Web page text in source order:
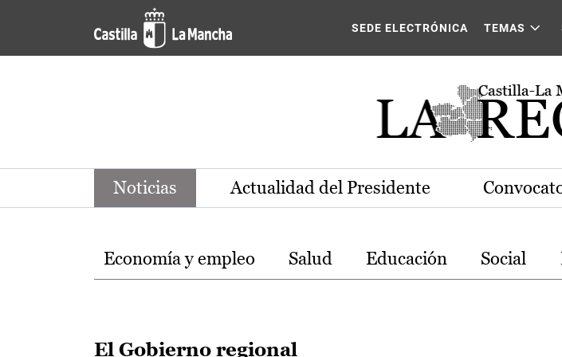
Pasar al contenido principal
Noticias de la región de Castilla-La Mancha
SEDE ELECTRÓNICA TEMAS
Noticias Actualidad del Presidente
Temas
Economía y empleo Salud Educación Social
El Gobierno regional